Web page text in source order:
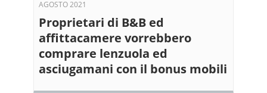
AGOSTO 2021
Proprietari di B&B ed
affittacamere vorrebbero
comprare lenzuola ed
asciugamani con il bonus mobili